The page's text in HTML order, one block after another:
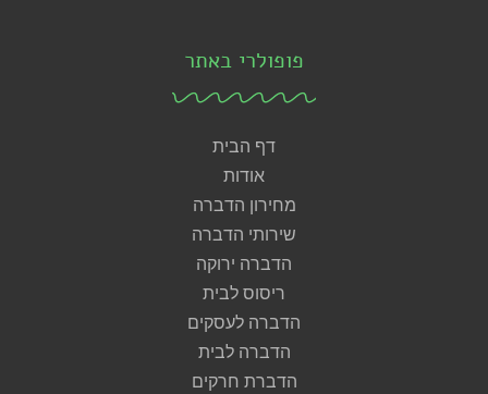
פופולרי באתר
דף הבית
אודות
מחירון הדברה
שירותי הדברה
הדברה ירוקה
ריסוס לבית
הדברה לעסקים
הדברה לבית
הדברת חרקים